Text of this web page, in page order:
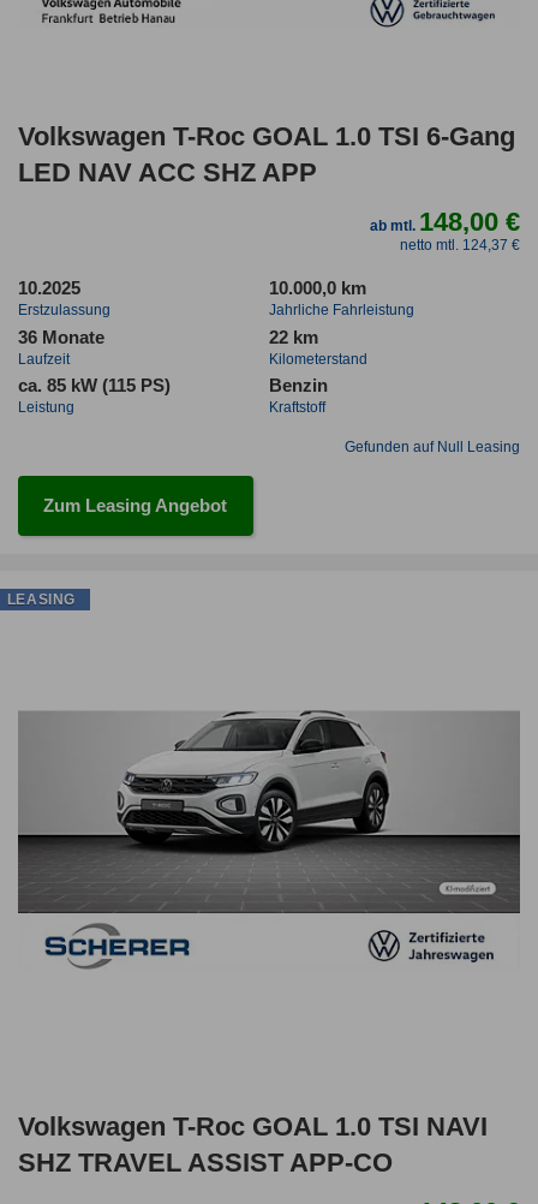
Volkswagen T-Roc GOAL 1.0 TSI 6-Gang
LED NAV ACC SHZ APP
ab mtl. 148,00 €
netto mtl. 124,37 €
10.2025
Erstzulassung
10.000,0 km
Jahrliche Fahrleistung
36 Monate
Laufzeit
22 km
Kilometerstand
ca. 85 kW (115 PS)
Leistung
Benzin
Kraftstoff
Gefunden auf Null Leasing
Zum Leasing Angebot
Volkswagen T-Roc GOAL 1.0 TSI NAVI
SHZ TRAVEL ASSIST APP-CO
LEASING